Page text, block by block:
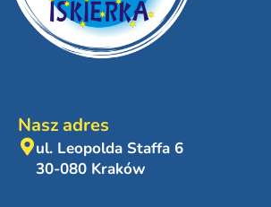
Nasz adres
ul. Leopolda Staffa 6
30-080 Kraków